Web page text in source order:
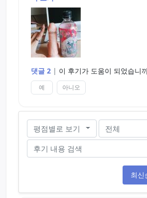
냄새 조금 나지만 코 앞에 대야 냄새남
는데 귀여움.
*구체적 후기
귀여워요. 말랑함과 탄탄함이 둘 다
그렇고 디테일해서 진짜 같은 느낌이
여워서 디테일한 부분을 막 눌러봐요.
대충 12~13cm인데, 생긴 것도 그렇고
불알도 귀여워요. 약간 작은데요. 눌
밌어요.
귀여우니까 이름도 지어줄까 해요.
사실 잘 씻어주고 나서 가장 먼저 해
오에요. 한 번 쑤셔져보고 싶었거든
댓글 2 | 이 후기가 도움이 되었습니
예 아니오
평점별로 보기 전체
최신